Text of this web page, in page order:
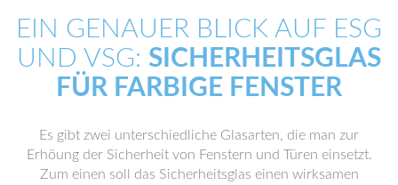
EIN GENAUER BLICK AUF ESG
UND VSG: SICHERHEITSGLAS
FÜR FARBIGE FENSTER
Es gibt zwei unterschiedliche Glasarten, die man zur
Erhöung der Sicherheit von Fenstern und Türen einsetzt.
Zum einen soll das Sicherheitsglas einen wirksamen